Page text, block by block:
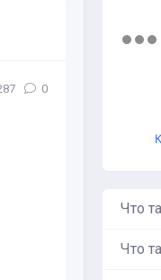
0
Что
Что